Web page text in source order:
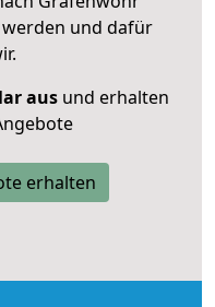
und dafür
ausund erhalten
erhalten